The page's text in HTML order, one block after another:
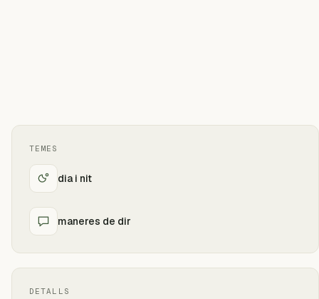
TEMES
dia i nit
maneres de dir
DETALLS